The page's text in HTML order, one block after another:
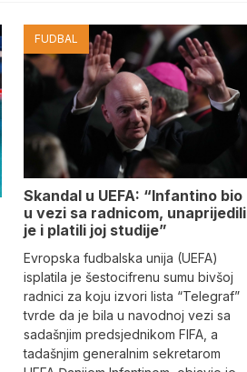
FUDBAL
Skandal u UEFA: “Infantino bio
u vezi sa radnicom, unaprijedili
je i platili joj studije”
Evropska fudbalska unija (UEFA)
isplatila je šestocifrenu sumu bivšoj
radnici za koju izvori lista “Telegraf”
tvrde da je bila u navodnoj vezi sa
sadašnjim predsjednikom FIFA, a
tadašnjim generalnim sekretarom